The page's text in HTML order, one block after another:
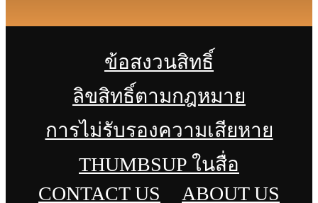
ข้อสงวนสิทธิ์
ลิขสิทธิ์ตามกฎหมาย
การไม่รับรองความเสียหาย
THUMBSUP ในสื่อ
CONTACT US
ABOUT US